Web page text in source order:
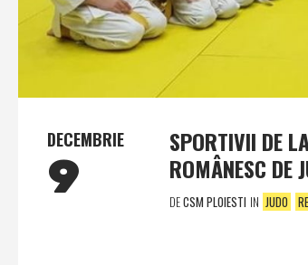
DECEMBRIE
9
SPORTIVII DE
ROMÂNESC DE
DECSM PLOIESTI IN JUDO